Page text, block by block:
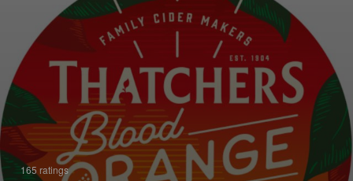
165 ratings